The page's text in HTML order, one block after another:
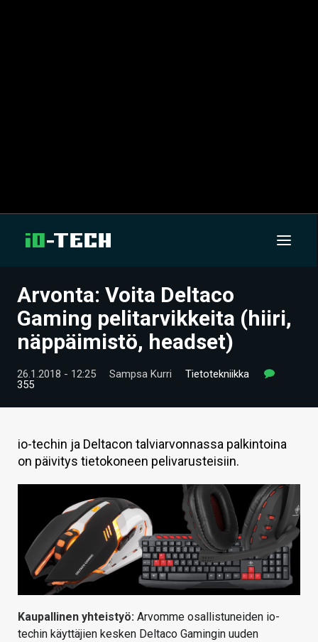
UUTISET
ARTIKKELIT
VIDEOT
HINTA.FI
KAUPPA
VAIHDA TEEMA
HAKU
Arvonta: Voita Deltaco
Gaming pelitarvikkeita (hiiri,
näppäimistö, headset)
26.1.2018 - 12:25 Sampsa Kurri
Tietotekniikka
355
io-techin ja Deltacon talviarvonnassa palkintoina
on päivitys tietokoneen pelivarusteisiin.
Kaupallinen yhteistyö: Arvomme osallistuneiden io-
techin käyttäjien kesken Deltaco Gamingin uuden